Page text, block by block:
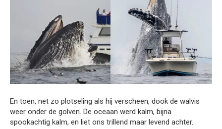
En toen, net zo plotseling als hij verscheen, dook de walvis
weer onder de golven. De oceaan werd kalm, bijna
spookachtig kalm, en liet ons trillend maar levend achter.